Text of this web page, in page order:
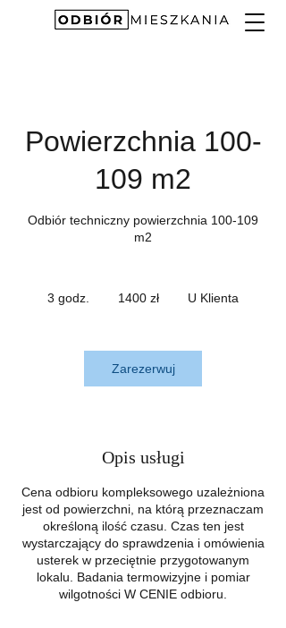
Powierzchnia 100-
109 m2
Odbiór techniczny powierzchnia 100-109
m2
3 godz.
d
polskich
1400 zł U Klienta
Zarezerwuj
Opis usługi
Cena odbioru kompleksowego uzależniona
jest od powierzchni, na którą przeznaczam
określoną ilość czasu. Czas ten jest
wystarczający do sprawdzenia i omówienia
usterek w przeciętnie przygotowanym
lokalu. Badania termowizyjne i pomiar
wilgotności W CENIE odbioru.